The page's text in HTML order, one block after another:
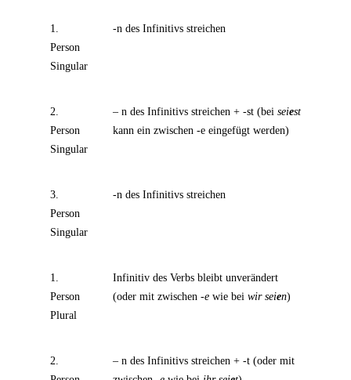
1.
Person
Singular
-n des Infinitivs streichen
2.
Person
Singular
– n des Infinitivs streichen + -st (bei seiest
kann ein zwischen -e eingefügt werden)
3.
Person
Singular
-n des Infinitivs streichen
1.
Person
Plural
Infinitiv des Verbs bleibt unverändert
(oder mit zwischen -e wie bei wir seien)
2.
– n des Infinitivs streichen + -t (oder mit